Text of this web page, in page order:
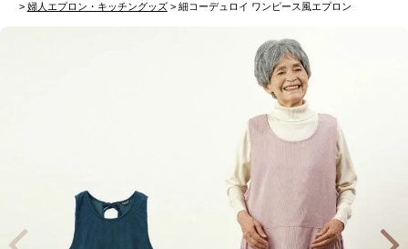
婦人エプロン・キッチングッズ
細コーデュロイ ワンピース風エプロン